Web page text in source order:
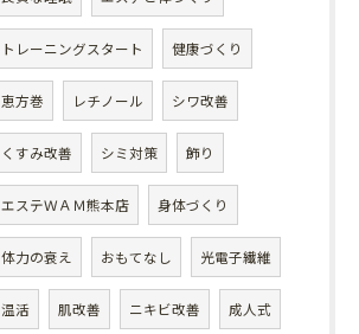
トレーニングスタート 健康づくり
恵方巻 レチノール シワ改善
くすみ改善 シミ対策 飾り
エステＷＡＭ熊本店 身体づくり
体力の衰え おもてなし 光電子繊維
温活 肌改善 ニキビ改善 成人式